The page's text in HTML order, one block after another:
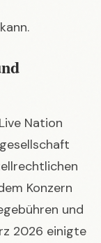
Nation
Konzern
und
2026 einigte